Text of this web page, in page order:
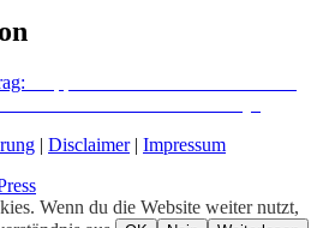
| Disclaimer| Impressum
Wenn du die Website weiter nutzt,